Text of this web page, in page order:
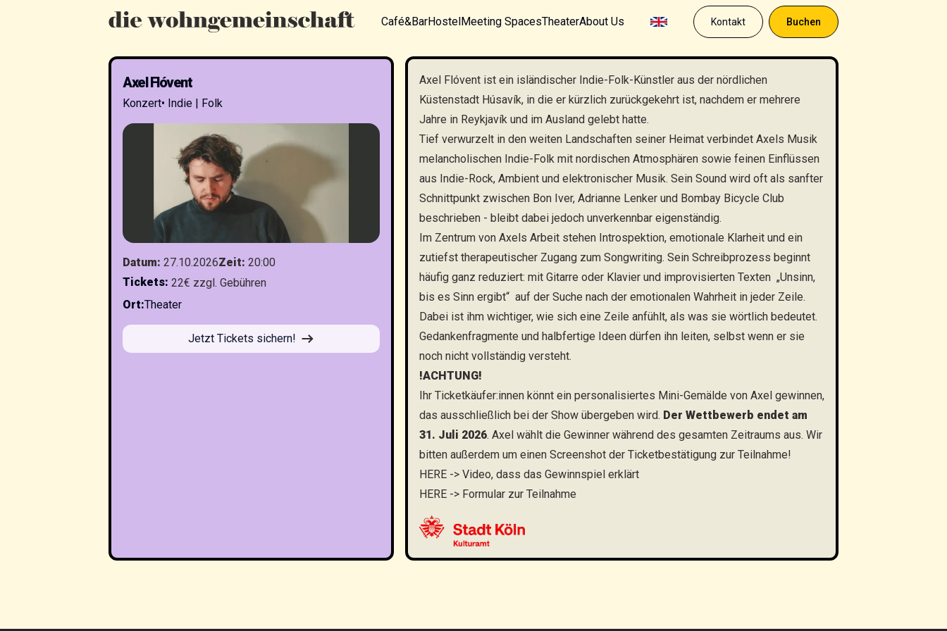
Café&BarHostelMeeting SpacesTheaterAbout Us Kontakt Buchen
Axel Flóvent
Konzert• Indie | Folk
Datum: 27.10.2026Zeit: 20:00
Tickets: 22€ zzgl. Gebühren
Ort:Theater
Jetzt Tickets sichern!
Axel Flóvent ist ein isländischer Indie-Folk-Künstler aus der nördlichen
Küstenstadt Húsavík, in die er kürzlich zurückgekehrt ist, nachdem er mehrere
Jahre in Reykjavík und im Ausland gelebt hatte.
Tief verwurzelt in den weiten Landschaften seiner Heimat verbindet Axels Musik
melancholischen Indie-Folk mit nordischen Atmosphären sowie feinen Einflüssen
aus Indie-Rock, Ambient und elektronischer Musik. Sein Sound wird oft als sanfter
Schnittpunkt zwischen Bon Iver, Adrianne Lenker und Bombay Bicycle Club
beschrieben - bleibt dabei jedoch unverkennbar eigenständig.
Im Zentrum von Axels Arbeit stehen Introspektion, emotionale Klarheit und ein
zutiefst therapeutischer Zugang zum Songwriting. Sein Schreibprozess beginnt
häufig ganz reduziert: mit Gitarre oder Klavier und improvisierten Texten „Unsinn,
bis es Sinn ergibt“ auf der Suche nach der emotionalen Wahrheit in jeder Zeile.
Dabei ist ihm wichtiger, wie sich eine Zeile anfühlt, als was sie wörtlich bedeutet.
Gedankenfragmente und halbfertige Ideen dürfen ihn leiten, selbst wenn er sie
noch nicht vollständig versteht.
!ACHTUNG!
Ihr Ticketkäufer:innen könnt ein personalisiertes Mini-Gemälde von Axel gewinnen,
das ausschließlich bei der Show übergeben wird. Der Wettbewerb endet am
31. Juli 2026. Axel wählt die Gewinner während des gesamten Zeitraums aus. Wir
bitten außerdem um einen Screenshot der Ticketbestätigung zur Teilnahme!
HERE-> Video, dass das Gewinnspiel erklärt
HERE-> Formular zur Teilnahme